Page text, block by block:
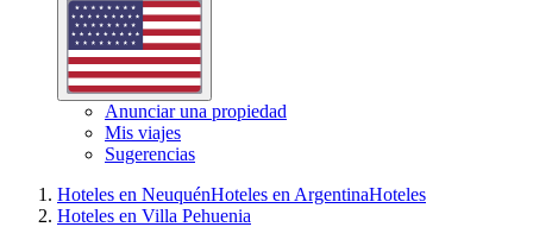
Anunciar una propiedad
Mis viajes
Sugerencias
Hoteles en NeuquénHoteles en ArgentinaHoteles
Hoteles en Villa Pehuenia